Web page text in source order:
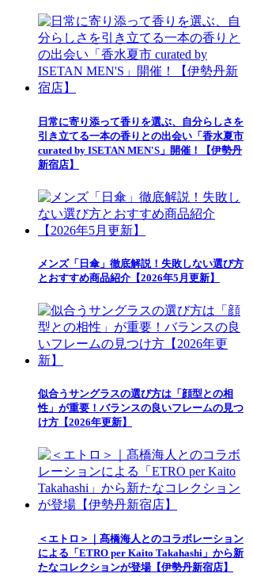
日常に寄り添って香りを選ぶ、自分らしさを
引き立てる一本の香りとの出会い「香水夏市
curated by ISETAN MEN'S」開催！【伊勢丹
新宿店】
メンズ「日傘」徹底解説！失敗しない選び方
とおすすめ商品紹介【2026年5月更新】
似合うサングラスの選び方は「顔型との相
性」が重要！バランスの良いフレームの見つ
け方【2026年更新】
＜エトロ＞｜髙橋海人とのコラボレーション
による「ETRO per Kaito Takahashi」から新
たなコレクションが登場【伊勢丹新宿店】